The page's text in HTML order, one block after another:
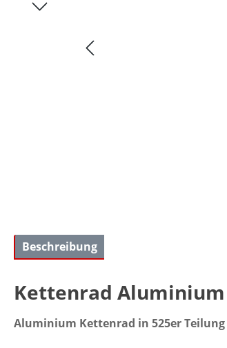
Beschreibung
Kettenrad
Aluminium Kettenrad in 525er